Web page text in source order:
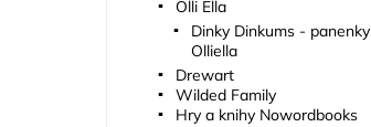
Olli Ella
Dinky Dinkums - panenky
Olliella
Drewart
Wilded Family
Hry a knihy Nowordbooks